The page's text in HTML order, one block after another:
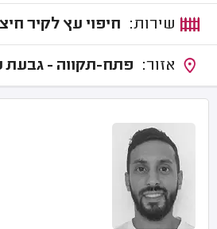
חיפוי עץ לקיר
פתח-תקווה - גבעת